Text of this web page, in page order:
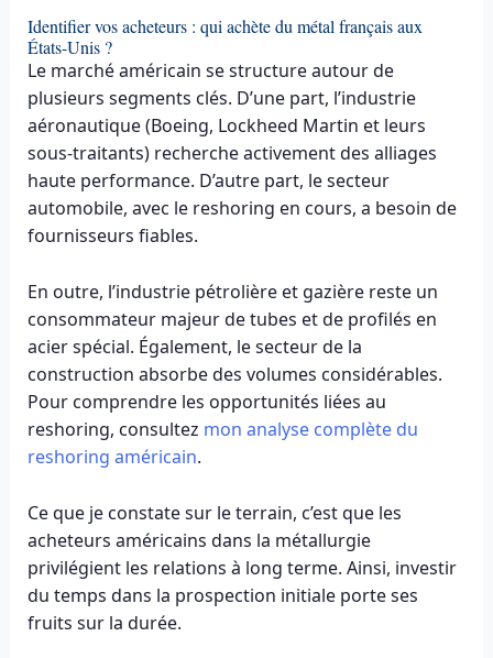
Identifier vos acheteurs : qui achète du métal français aux
États-Unis ?
Le marché américain se structure autour de
plusieurs segments clés. D’une part, l’industrie
aéronautique (Boeing, Lockheed Martin et leurs
sous-traitants) recherche activement des alliages
haute performance. D’autre part, le secteur
automobile, avec le reshoring en cours, a besoin de
fournisseurs fiables.
En outre, l’industrie pétrolière et gazière reste un
consommateur majeur de tubes et de profilés en
acier spécial. Également, le secteur de la
construction absorbe des volumes considérables.
Pour comprendre les opportunités liées au
reshoring, consultez mon analyse complète du
reshoring américain.
Ce que je constate sur le terrain, c’est que les
acheteurs américains dans la métallurgie
privilégient les relations à long terme. Ainsi, investir
du temps dans la prospection initiale porte ses
fruits sur la durée.